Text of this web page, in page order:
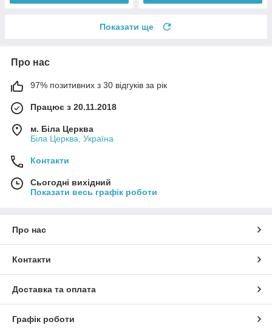
Показати ще
Про нас
97% позитивних з 30 відгуків за рік
Працює з 20.11.2018
м. Біла Церква
Біла Церква, Україна
Контакти
Сьогодні вихідний
Показати весь графік роботи
Про нас
Контакти
Доставка та оплата
Графік роботи